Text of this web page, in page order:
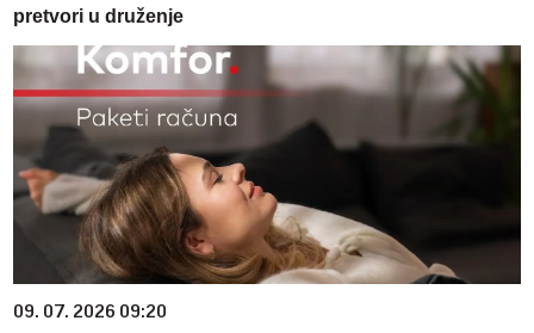
pretvori u druženje
09. 07. 2026 09:20